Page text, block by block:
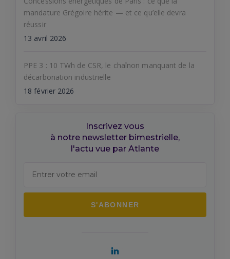
mandature Grégoire hérite — et ce qu’elle devra
réussir
13 avril 2026
PPE 3 : 10 TWh de CSR, le chaînon manquant de la
décarbonation industrielle
18 février 2026
Inscrivez vous
à notre newsletter bimestrielle,
l'actu vue par Atlante